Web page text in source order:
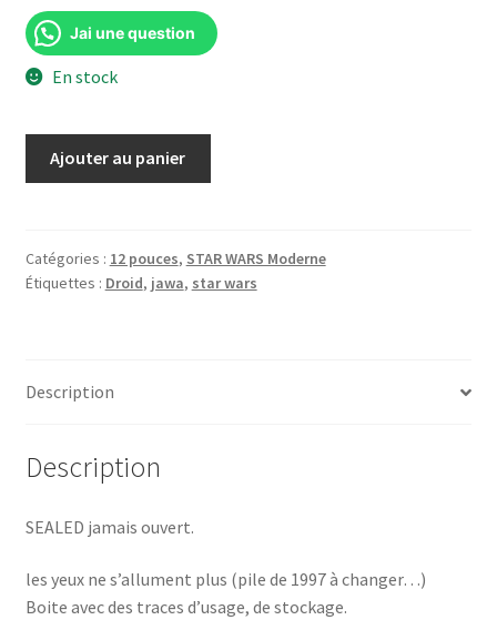
Jai une question
En stock
Collection
Kenner
Ajouter au panier
Catégories : 12 pouces, STAR WARS Moderne
Étiquettes : Droid, jawa, star wars
Description
Description
SEALED jamais ouvert.
les yeux ne s’allument plus (pile de 1997 à changer…)
Boite avec des traces d’usage, de stockage.